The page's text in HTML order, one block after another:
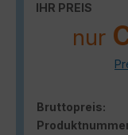
IHR PREIS
nur
Bruttopreis: